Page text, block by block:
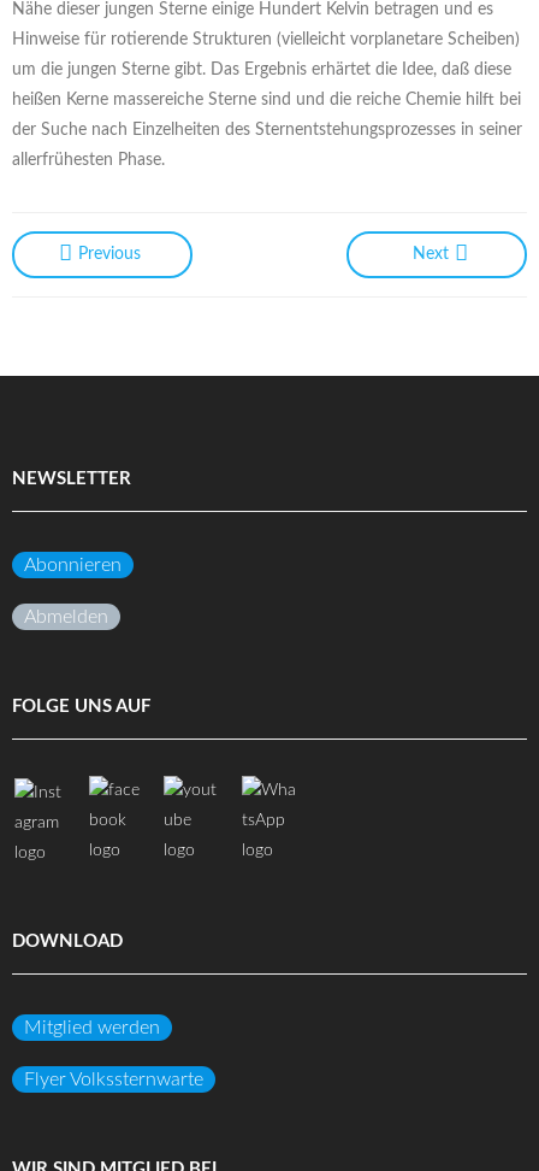
Nähe dieser jungen Sterne einige Hundert Kelvin betragen und es
Hinweise für rotierende Strukturen (vielleicht vorplanetare Scheiben)
um die jungen Sterne gibt. Das Ergebnis erhärtet die Idee, daß diese
heißen Kerne massereiche Sterne sind und die reiche Chemie hilft bei
der Suche nach Einzelheiten des Sternentstehungsprozesses in seiner
allerfrühesten Phase.
Previous Next
NEWSLETTER
Abonnieren
Abmelden
FOLGE UNS AUF
DOWNLOAD
Mitglied werden
Flyer Volkssternwarte